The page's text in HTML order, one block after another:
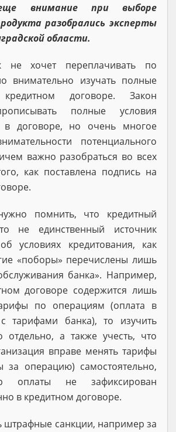
внимание при выборе
разобрались эксперты
области.
не хочет переплачивать по
внимательно изучать полные
договоре. Закон
полные условия
в договоре, но очень многое
потенциального
важно разобраться во всех
как поставлена подпись на
помнить, что кредитный
не единственный источник
условиях кредитования, как
«поборы» перечислены лишь
банка». Например,
договоре содержится лишь
по операциям (оплата в
с тарифами банка), то изучить
а также учесть, что
вправе менять тарифы
за операцию) самостоятельно,
оплаты не зафиксирован
в кредитном договоре.
штрафные санкции, например за